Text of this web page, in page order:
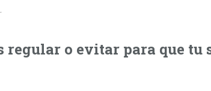
regular o evitar para que